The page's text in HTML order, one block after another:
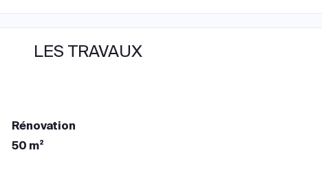
LES TRAVAUX
Rénovation
50 m²